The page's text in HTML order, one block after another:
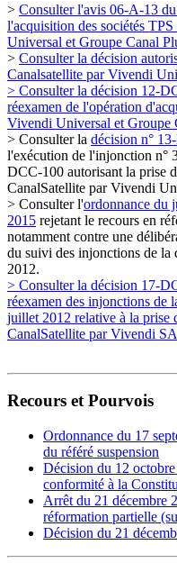
> Consulter l'avis 06-A-13
l'acquisition des sociétés
Universal et Groupe Canal
> Consulter la décision
Canalsatellite par Vivendi
> Consulter la décision 12-
réexamen de l'opération
Vivendi Universal et Groupe
> Consulter la décision n°
l'exécution de l'injonction n°
DCC-100 autorisant la prise
CanalSatellite par Vivendi
> Consulter l'ordonnance du
2015 rejetant le recours en
notamment contre une
du suivi des injonctions de
2012.
> Consulter la décision 17-
réexamen des injonctions de
juillet 2012 relative à la prise
CanalSatellite par Vivendi
Recours et Pourvois
Ordonnance du 17
du référé suspension
Décision du 12
conformité à la
Arrêt du 21 décembre
réformation partielle
Décision du 21